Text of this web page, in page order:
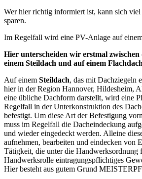
Wer hier richtig informiert ist, kann sich
sparen.
Im Regelfall wird eine PV-Anlage auf
Hier unterscheiden wir erstmal
einem Steildach und auf einem
Auf einem Steildach, das mit Dachziegeln
hier in der Region Hannover, Hildesheim,
eine übliche Dachform darstellt, wird eine
Regelfall in der Unterkonstruktion des
befestigt. Um diese Art der Befestigung
muss im Regelfall die Dacheindeckung
und wieder eingedeckt werden. Alleine
aufnehmen, bearbeiten und eindecken von
Tätigkeit, die unter die Handwerksordnung
Handwerksrolle eintragungspflichtiges
Hier besteht aus gutem Grund